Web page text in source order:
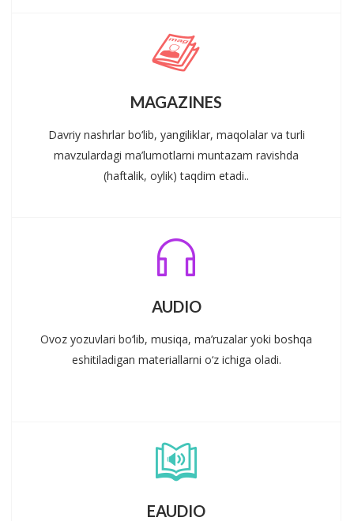
MAGAZINES
Davriy nashrlar bo‘lib, yangiliklar, maqolalar va turli
mavzulardagi ma’lumotlarni muntazam ravishda
(haftalik, oylik) taqdim etadi..
AUDIO
Ovoz yozuvlari bo‘lib, musiqa, ma’ruzalar yoki boshqa
eshitiladigan materiallarni o‘z ichiga oladi.
EAUDIO